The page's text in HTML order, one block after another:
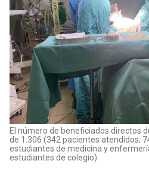
El número de beneficiados directos
de 1.306 (342 pacientes atendidos;
estudiantes de medicina y
estudiantes de colegio).